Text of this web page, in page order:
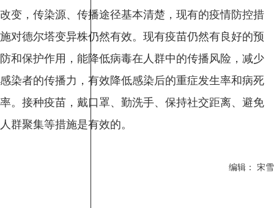
改变，传染源、传播途径基本清楚，现有的疫情防控措
施对德尔塔变异株仍然有效。现有疫苗仍然有良好的预
防和保护作用，能降低病毒在人群中的传播风险，减少
感染者的传播力，有效降低感染后的重症发生率和病死
率。接种疫苗，戴口罩、勤洗手、保持社交距离、避免
人群聚集等措施是有效的。
编辑： 宋雪